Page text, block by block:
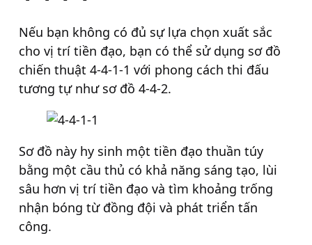
Nếu bạn không có đủ sự lựa chọn xuất sắc
cho vị trí tiền đạo, bạn có thể sử dụng sơ đồ
chiến thuật 4-4-1-1 với phong cách thi đấu
tương tự như sơ đồ 4-4-2.
Sơ đồ này hy sinh một tiền đạo thuần túy
bằng một cầu thủ có khả năng sáng tạo, lùi
sâu hơn vị trí tiền đạo và tìm khoảng trống
nhận bóng từ đồng đội và phát triển tấn
công.